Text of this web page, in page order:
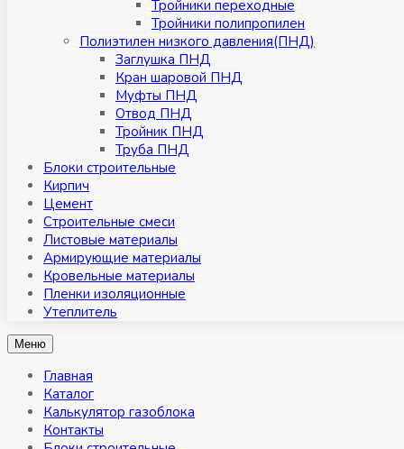
Тройники переходные
Тройники полипропилен
Полиэтилен низкого давления(ПНД)
Заглушка ПНД
Кран шаровой ПНД
Муфты ПНД
Отвод ПНД
Тройник ПНД
Труба ПНД
Блоки строительные
Кирпич
Цемент
Строительные смеси
Листовые материалы
Армирующие материалы
Кровельные материалы
Пленки изоляционные
Утеплитель
Меню
Главная
Каталог
Калькулятор газоблока
Контакты